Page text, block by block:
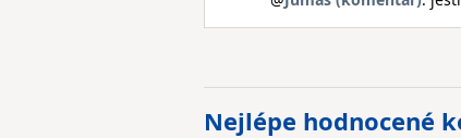
Nejlépe hodnocené